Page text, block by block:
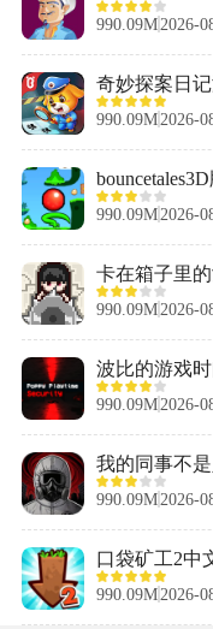
990.09M 2026-
奇妙探案日
990.09M 2026-
bouncetales3D
990.09M 2026-
卡在箱子里
990.09M 2026-
波比的游戏
990.09M 2026-
我的同事不是
990.09M 2026-
口袋矿工2中
990.09M 2026-